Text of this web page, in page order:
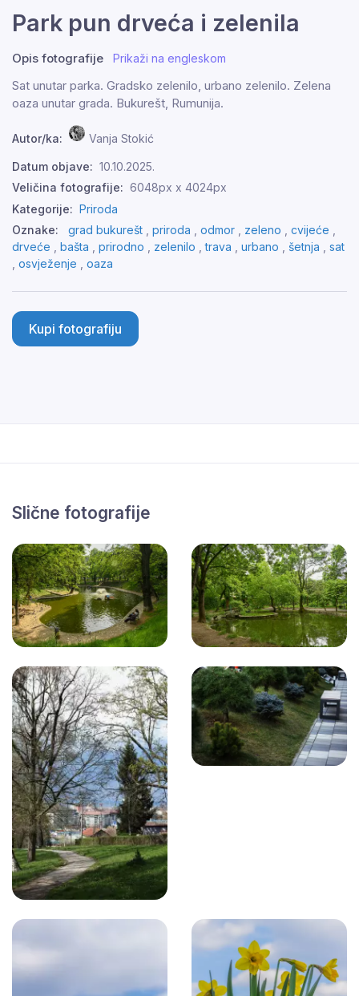
Park pun drveća i zelenila
Opis fotografije Prikaži na engleskom
Sat unutar parka. Gradsko zelenilo, urbano zelenilo. Zelena
oaza unutar grada. Bukurešt, Rumunija.
Autor/ka: Vanja Stokić
Datum objave: 10.10.2025.
Veličina fotografije: 6048px x 4024px
Kategorije: Priroda
Oznake:
grad bukurešt priroda odmor zeleno cvijeće
drveće
bašta prirodno zelenilo ,trava urbano šetnja
sat
osvježenje oaza
Kupi fotografiju
Slične fotografije